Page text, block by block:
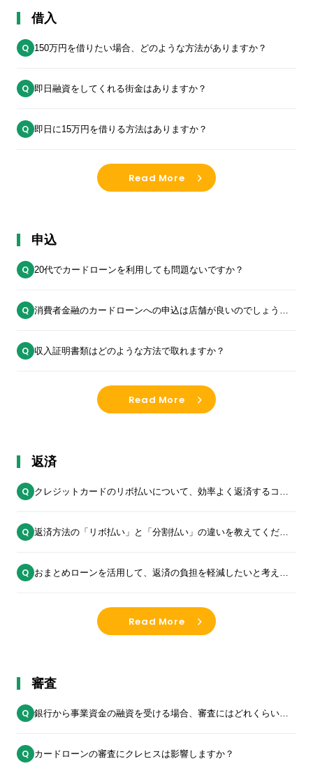
借入
150万円を借りたい場合、どのような方法がありますか？
即日融資をしてくれる街金はありますか？
即日に15万円を借りる方法はありますか？
Read More
申込
20代でカードローンを利用しても問題ないですか？
消費者金融のカードローンへの申込は店舗が良いのでしょう
収入証明書類はどのような方法で取れますか？
Read More
返済
クレジットカードのリボ払いについて、効率よく返済するコツ
返済方法の「リボ払い」と「分割払い」の違いを教えてくださ
おまとめローンを活用して、返済の負担を軽減したいと考えて
Read More
審査
銀行から事業資金の融資を受ける場合、審査にはどれくらいの
カードローンの審査にクレヒスは影響しますか？